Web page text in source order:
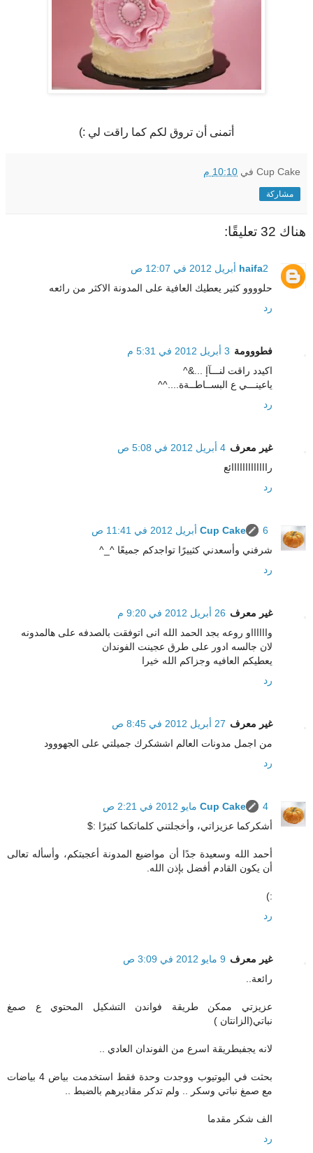
أتمنى أن تروق لكم كما راقت لي :)
Cup Cake في 10:10 م
مشاركة
هناك 32 تعليقًا:
haifa2 أبريل 2012 في 12:07 ص
حلوووو كثير يعطيك العافية على المدونة الاكثر من رائعه
رد
فطووومة 3 أبريل 2012 في 5:31 م
اكيدد راقت لنـــآإ ...&^
ياعينـــي ع البســاطــةة....^^
رد
غير معرف 4 أبريل 2012 في 5:08 ص
رااااااااااااائع
رد
Cup Cake
6 أبريل 2012 في 11:41 ص
شرفني وأسعدني كثييرًا تواجدكم جميعًا ^_^
رد
غير معرف 26 أبريل 2012 في 9:20 م
وااااااو روعه بجد الحمد الله انى اتوفقت بالصدفه على هالمدونه
لان جالسه ادور على طرق عجينت الفوندان
يعطيكم العافيه وجزاكم الله خيرا
رد
غير معرف 27 أبريل 2012 في 8:45 ص
من اجمل مدونات العالم اششكرك جميلتي على الجهووود
رد
Cup Cake
4 مايو 2012 في 2:21 ص
أشكركما عزيزاتي، وأخجلتني كلماتكما كثيرًا :$
أحمد الله وسعيدة جدًا أن مواضيع المدونة أعجبتكم، وأسأله تعالى
أن يكون القادم أفضل بإذن الله.
:)
رد
غير معرف 9 مايو 2012 في 3:09 ص
رائعة..
عزيزتي ممكن طريقة فواندن التشكيل المحتوي ع صمغ
نباتي(الزانتان )
لانه يجفبطريقة اسرع من الفوندان العادي ..
بحثت في اليوتيوب ووجدت وحدة فقط استخدمت بياض 4 بياضات
مع صمغ نباتي وسكر .. ولم تدكر مقاديرهم بالضبط ..
الف شكر مقدما
رد